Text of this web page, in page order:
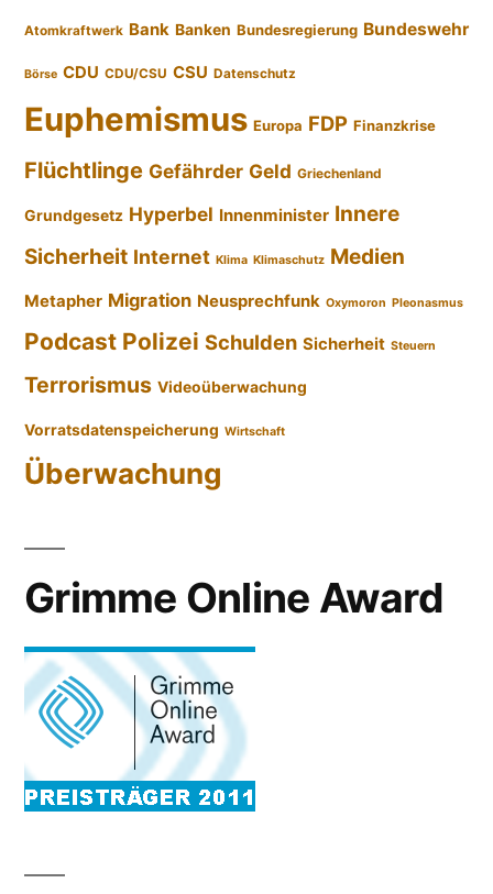
Atomkraftwerk Bank Banken Bundesregierung Bundeswehr
Börse CDU CDU/CSU CSU Datenschutz
Euphemismus Europa FDP Finanzkrise
Flüchtlinge Gefährder Geld Griechenland
Grundgesetz Hyperbel Innenminister Innere
Sicherheit Internet Klima Klimaschutz Medien
Metapher Migration Neusprechfunk Oxymoron Pleonasmus
Podcast Polizei Schulden Sicherheit Steuern
Terrorismus Videoüberwachung
Vorratsdatenspeicherung Wirtschaft
Überwachung
Grimme Online Award